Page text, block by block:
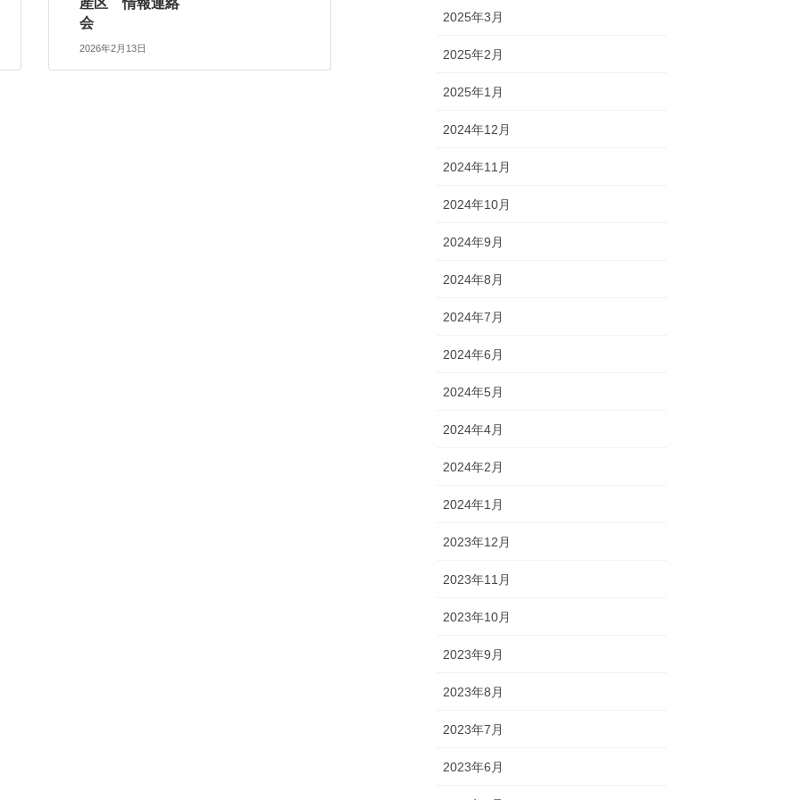
会
2026年2月13日
2025年3月
2025年2月
2025年1月
2024年12月
2024年11月
2024年10月
2024年9月
2024年8月
2024年7月
2024年6月
2024年5月
2024年4月
2024年2月
2024年1月
2023年12月
2023年11月
2023年10月
2023年9月
2023年8月
2023年7月
2023年6月